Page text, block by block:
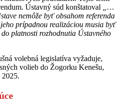
Ústavný súd konštatoval
„…
nemôže byť obsahom referenda
prípadnou realizáciou musia byť
platnosti rozhodnutia Ústavného
volebná legislatíva vyžaduje,
volieb do Žogorku Kenešu,
2025.